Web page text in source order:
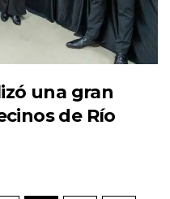
una gran
de Río